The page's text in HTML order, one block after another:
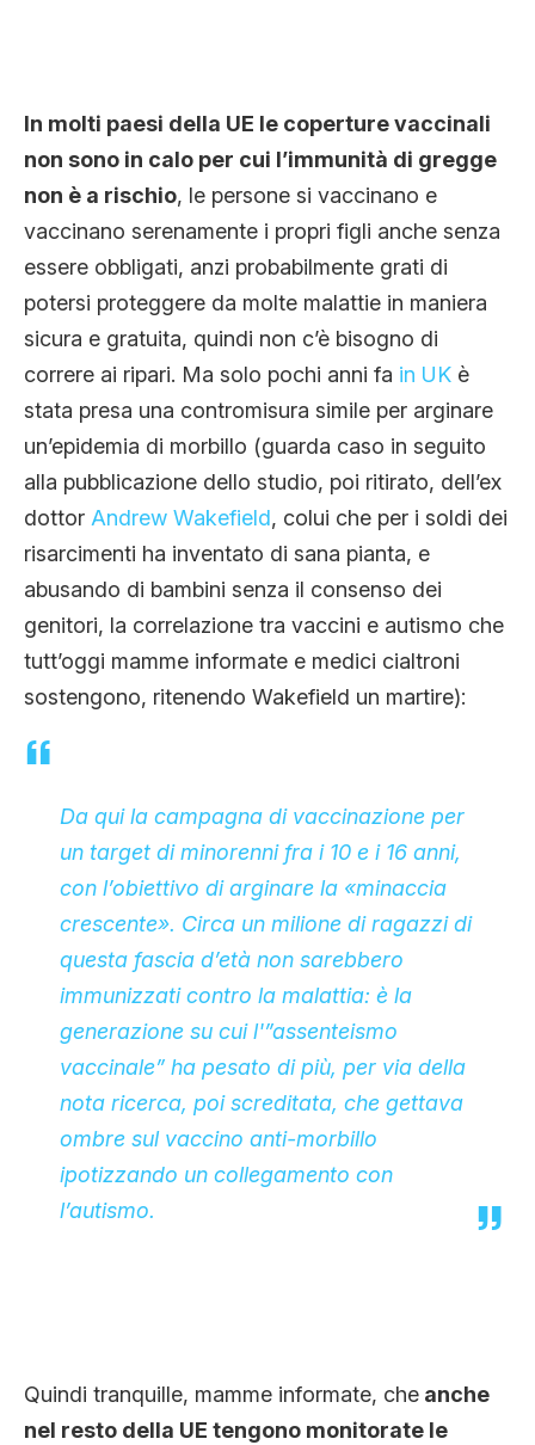
In molti paesi della UE le coperture vaccinali
non sono in calo per cui l’immunità di gregge
non è a rischio, le persone si vaccinano e
vaccinano serenamente i propri figli anche senza
essere obbligati, anzi probabilmente grati di
potersi proteggere da molte malattie in maniera
sicura e gratuita, quindi non c’è bisogno di
correre ai ripari. Ma solo pochi anni fa in UK è
stata presa una contromisura simile per arginare
un’epidemia di morbillo (guarda caso in seguito
alla pubblicazione dello studio, poi ritirato, dell’ex
dottor Andrew Wakefield, colui che per i soldi dei
risarcimenti ha inventato di sana pianta, e
abusando di bambini senza il consenso dei
genitori, la correlazione tra vaccini e autismo che
tutt’oggi mamme informate e medici cialtroni
sostengono, ritenendo Wakefield un martire):
Da qui la campagna di vaccinazione per
un target di minorenni fra i 10 e i 16 anni,
con l’obiettivo di arginare la «minaccia
crescente». Circa un milione di ragazzi di
questa fascia d’età non sarebbero
immunizzati contro la malattia: è la
generazione su cui l'”assenteismo
vaccinale” ha pesato di più, per via della
nota ricerca, poi screditata, che gettava
ombre sul vaccino anti-morbillo
ipotizzando un collegamento con
l’autismo.
Quindi tranquille, mamme informate, che anche
nel resto della UE tengono monitorate le